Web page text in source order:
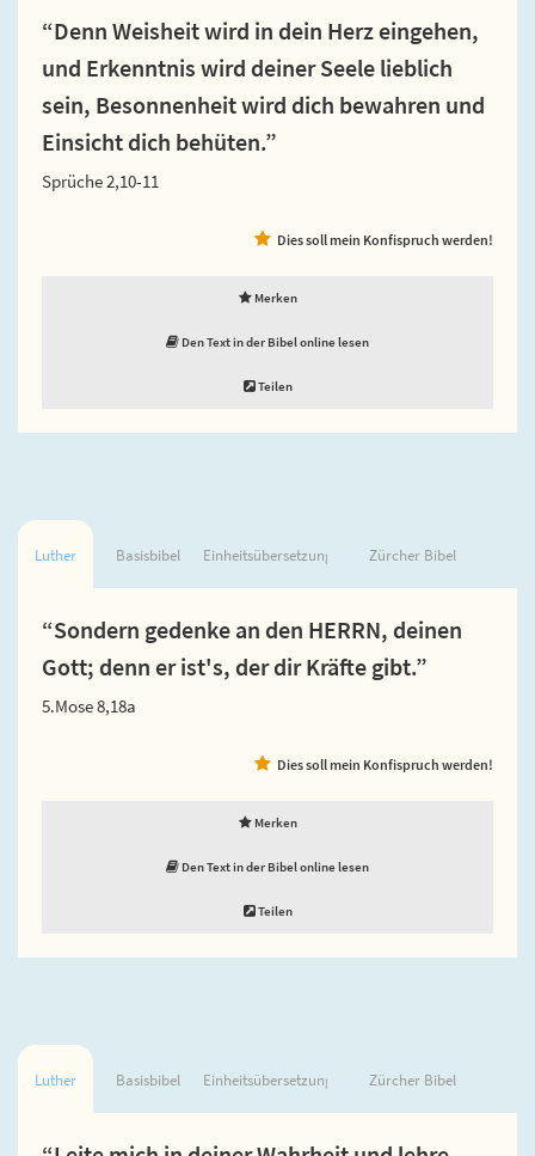
“Denn Weisheit wird in dein Herz eingehen,
und Erkenntnis wird deiner Seele lieblich
sein, Besonnenheit wird dich bewahren und
Einsicht dich behüten.”
Sprüche 2,10-11
Dies soll mein Konfispruch werden!
Merken
Den Text in der Bibel online lesen
Teilen
Luther Basisbibel Einheitsübersetzung Zürcher Bibel
“Sondern gedenke an den HERRN, deinen
Gott; denn er ist's, der dir Kräfte gibt.”
5.Mose 8,18a
Dies soll mein Konfispruch werden!
Merken
Den Text in der Bibel online lesen
Teilen
Luther Basisbibel Einheitsübersetzung Zürcher Bibel